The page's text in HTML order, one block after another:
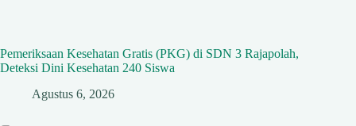
Pemeriksaan Kesehatan Gratis (PKG) di SDN 3 Rajapolah,
Deteksi Dini Kesehatan 240 Siswa
Agustus 6, 2026